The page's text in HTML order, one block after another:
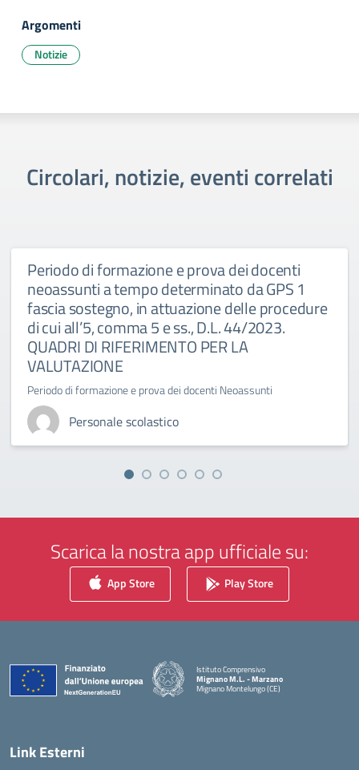
Argomenti
Notizie
Circolari, notizie, eventi correlati
Periodo di formazione e prova dei docenti
neoassunti a tempo determinato da GPS 1
fascia sostegno, in attuazione delle procedure
di cui all’5, comma 5 e ss., D.L. 44/2023.
QUADRI DI RIFERIMENTO PER LA
VALUTAZIONE
Periodo di formazione e prova dei docenti Neoassunti
Personale scolastico
Scarica la nostra app ufficiale su:
App Store Play Store
Istituto Comprensivo
Mignano M.L. - Marzano
Mignano Montelungo (CE)
— Visita la pagina iniziale della scuola
Link Esterni